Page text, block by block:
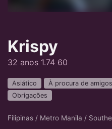
Krispy
32 anos 1.74 60
Asiático À procura de amigos
Obrigações
Filipinas / Metro Manila /